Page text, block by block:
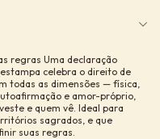
regras Uma declaração
celebra o direito de
todas as dimensões — física,
e amor-próprio,
e quem vê. Ideal para
sagrados, e que
suas regras.